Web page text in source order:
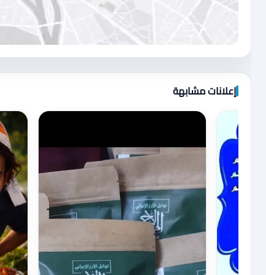
اضغط لتحميل الموقع
إعلانات مشابهة